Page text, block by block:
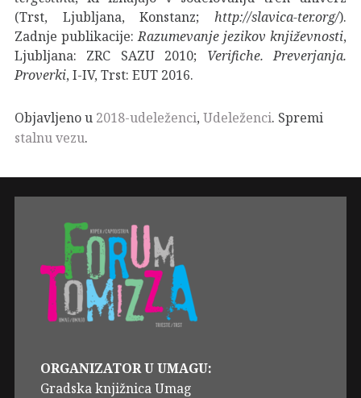
(Trst, Ljubljana, Konstanz; http://slavica-ter.org/).
Zadnje publikacije:Razumevanje jezikov književnosti,
Ljubljana: ZRC SAZU 2010; Verifiche. Preverjanja.
Proverki, I-IV, Trst: EUT 2016.
Objavljeno u 2018-udeleženci, Udeleženci. Spremi
stalnu vezu.
ORGANIZATOR U UMAGU:
Gradska knjižnica Umag